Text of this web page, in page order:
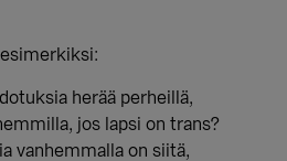
esimerkiksi:
herää perheillä,
jos lapsi on trans?
vanhemmalla on siitä,